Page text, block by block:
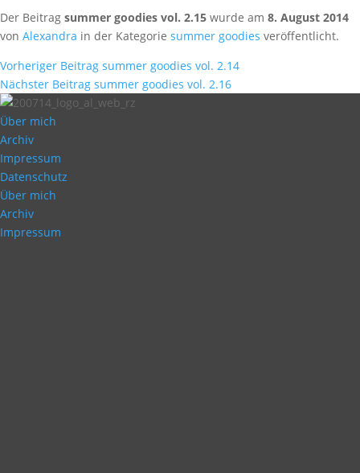
Der Beitrag summer goodies vol. 2.15 wurde am 8. August 2014
von Alexandra in der Kategorie summer goodies veröffentlicht.
Vorheriger Beitrag summer goodies vol. 2.14
Nächster Beitrag summer goodies vol. 2.16
Über mich
Archiv
Impressum
Datenschutz
Über mich
Archiv
Impressum